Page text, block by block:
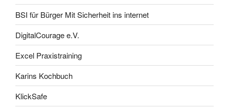
BSI für Bürger Mit Sicherheit ins internet
DigitalCourage e.V.
Excel Praxistraining
Karins Kochbuch
KlickSafe